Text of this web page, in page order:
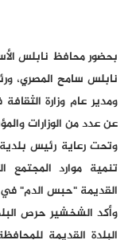
بحضور محافظ نابلس
نابلس سامح المصري،
ومدير عام وزارة
عن عدد من الوزارات
وتحت رعاية رئيس
تنمية موارد المجتمع
القديمة "حبس الدم" في
وأكد الشخشير حرص